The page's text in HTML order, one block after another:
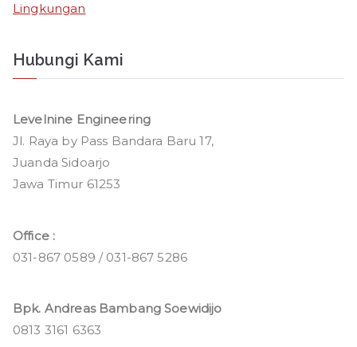
Lingkungan
Hubungi Kami
Levelnine Engineering
Jl. Raya by Pass Bandara Baru 17,
Juanda Sidoarjo
Jawa Timur 61253
Office :
031-867 0589 / 031-867 5286
Bpk. Andreas Bambang Soewidijo
0813 3161 6363